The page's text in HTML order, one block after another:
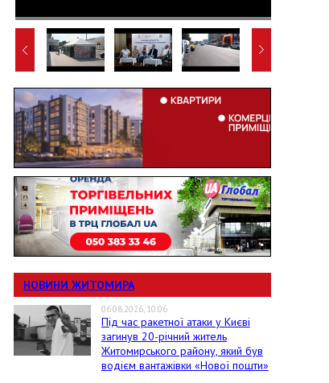
НОВИНИ ЖИТОМИРА
06.08.2026, 10:06
Під час ракетної атаки у Києві
загинув 20-річний житель
Житомирського району, який був
водієм вантажівки «Нової пошти»